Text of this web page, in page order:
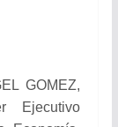
GOMEZ,
Ejecutivo